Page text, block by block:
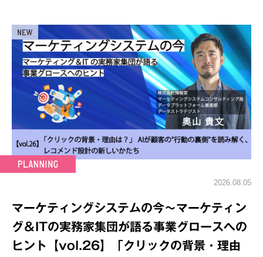
2026.08.05
マーケティングシステムの今～マーケティン
グ＆ITの実務家集団が語る事業グロースへの
ヒント【vol.26】「クリックの背景・理由